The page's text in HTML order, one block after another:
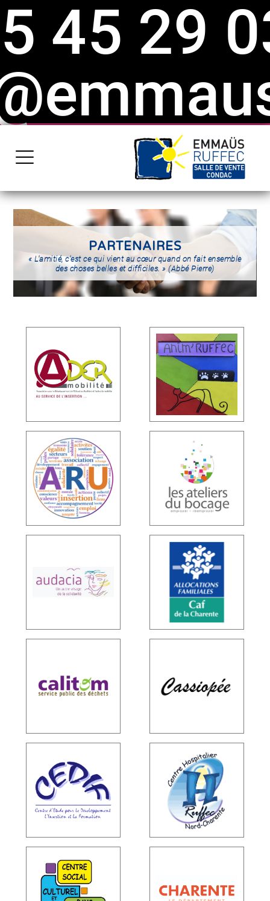
45 29
PARTENAIRES
« L'amitié, c'est ce qui vient au cœur quand on fait ensemble
des choses belles et difficiles. »(Abbé Pierre)